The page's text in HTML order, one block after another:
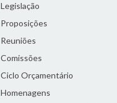
Legislação
Proposições
Reuniões
Comissões
Ciclo Orçamentário
Homenagens